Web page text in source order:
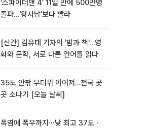
‘스파이더맨 4’ 11일 만에 500만명
돌파…‘왕사남’보다 빨라
[신간] 김유태 기자의 '밤과 책'…영
화와 문학, 서로 다른 언어를 읽다
35도 안팎 무더위 이어져…전국 곳
곳 소나기 [오늘 날씨]
폭염에 폭우까지⋯낮 최고 37도ㆍ